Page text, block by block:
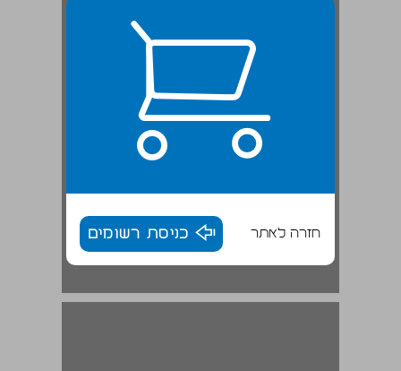
חזרה לאתר כניסת רשומים